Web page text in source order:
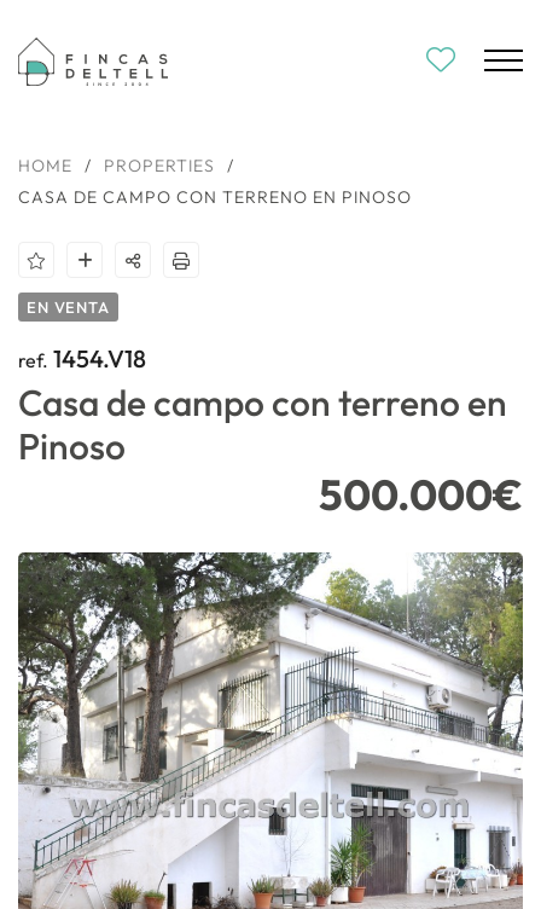
HOME / PROPERTIES
/
CASA DE CAMPO CON TERRENO EN PINOSO
EN VENTA
ref. 1454.V18
Casa de campo con terreno en
Pinoso
500.000€